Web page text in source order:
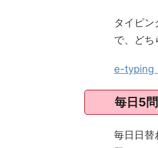
タイピ
で、どち
e-typing
毎日5
毎日日替